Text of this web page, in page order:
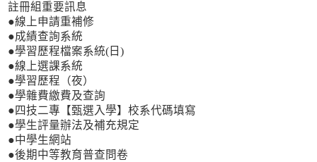
註冊組重要訊息
●線上申請重補修
●成績查詢系統
●學習歷程檔案系統(日)
●線上選課系統
●學習歷程（夜）
●學雜費繳費及查詢
●四技二專【甄選入學】校系代碼填寫
●學生評量辦法及補充規定
●中學生網站
●後期中等教育普查問卷